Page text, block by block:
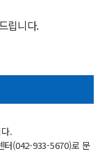
립니다.
.
터(042-933-5670)로 문